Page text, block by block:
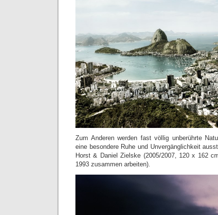
Zum Anderen werden fast völlig unberührte
eine besondere Ruhe und Unvergänglichkeit
Horst & Daniel Zielske (2005/2007, 120 x 162
1993 zusammen arbeiten).